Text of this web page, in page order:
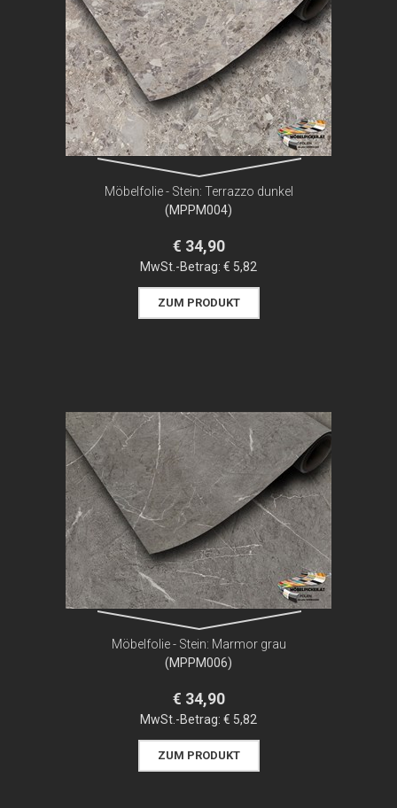
Möbelfolie - Stein: Terrazzo dunkel
(MPPM004)
€ 34,90
MwSt.-Betrag: € 5,82
ZUM PRODUKT
Möbelfolie - Stein: Marmor grau
(MPPM006)
€ 34,90
MwSt.-Betrag: € 5,82
ZUM PRODUKT